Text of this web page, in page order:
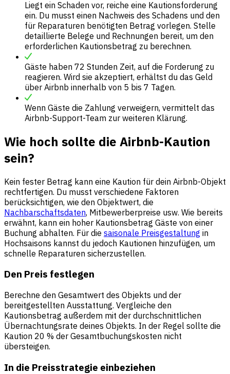
Liegt ein Schaden vor, reiche eine Kautionsforderung
ein. Du musst einen Nachweis des Schadens und den
für Reparaturen benötigten Betrag vorlegen. Stelle
detaillierte Belege und Rechnungen bereit, um den
erforderlichen Kautionsbetrag zu berechnen.
Gäste haben 72 Stunden Zeit, auf die Forderung zu
reagieren. Wird sie akzeptiert, erhältst du das Geld
über Airbnb innerhalb von 5 bis 7 Tagen.
Wenn Gäste die Zahlung verweigern, vermittelt das
Airbnb-Support-Team zur weiteren Klärung.
Wie hoch sollte die Airbnb-Kaution
sein?
Kein fester Betrag kann eine Kaution für dein Airbnb-Objekt
rechtfertigen. Du musst verschiedene Faktoren
berücksichtigen, wie den Objektwert, die
Nachbarschaftsdaten, Mitbewerberpreise usw. Wie bereits
erwähnt, kann ein hoher Kautionsbetrag Gäste von einer
Buchung abhalten. Für die saisonale Preisgestaltung in
Hochsaisons kannst du jedoch Kautionen hinzufügen, um
schnelle Reparaturen sicherzustellen.
Den Preis festlegen
Berechne den Gesamtwert des Objekts und der
bereitgestellten Ausstattung. Vergleiche den
Kautionsbetrag außerdem mit der durchschnittlichen
Übernachtungsrate deines Objekts. In der Regel sollte die
Kaution 20 % der Gesamtbuchungskosten nicht
übersteigen.
In die Preisstrategie einbeziehen